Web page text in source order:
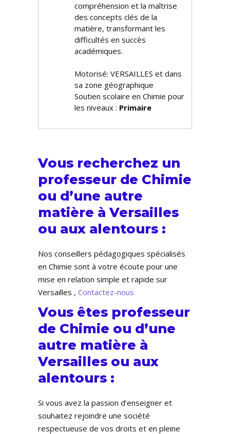
compréhension et la maîtrise
des concepts clés de la
matière, transformant les
difficultés en succès
académiques.
Motorisé: VERSAILLES et dans
sa zone géographique
Soutien scolaire en Chimie pour
les niveaux : Primaire
Vous recherchez un
professeur de Chimie
ou d’une autre
matière à Versailles
ou aux alentours :
Nos conseillers pédagogiques spécialisés
en Chimie sont à votre écoute pour une
mise en relation simple et rapide sur
Versailles , Contactez-nous
Vous êtes professeur
de Chimie ou d’une
autre matière à
Versailles ou aux
alentours :
Si vous avez la passion d’enseigner et
souhaitez rejoindre une société
respectueuse de vos droits et en pleine